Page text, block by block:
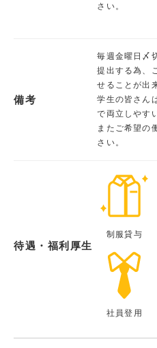
さい。
備考
毎週金曜日〆
提出する為、
せることが出
学生の皆さん
で両立しやす
またご希望の
さい。
待遇・福利厚生
制服貸与
社員登用